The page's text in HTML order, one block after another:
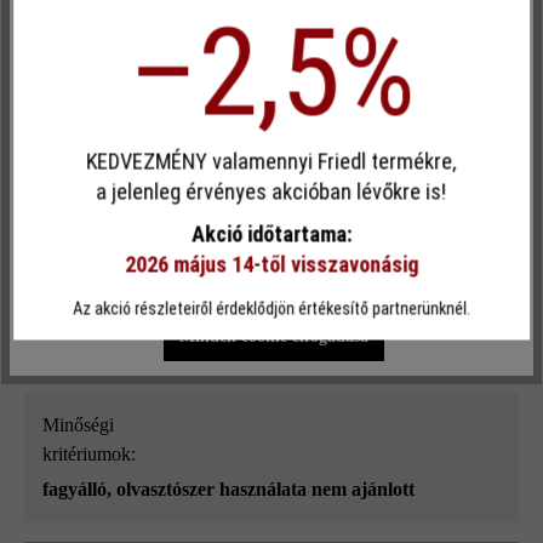
külön formátum
kerti falak, kerítések, magaságyak, oszlopok és pillérek
Minőségi
kritériumok:
fagyálló, olvasztószer használata nem ajánlott
Egyéni cookie elfogadása
Ez a webhely cookie-kat használ, hogy a lehető legjobb
funkcionalitást kínálja Önnek...További információ
Egyéni beállítások Csak funkcionális cookie elfogadása
Minden cookie elfogadása
–2,5%
KEDVEZMÉNY valamennyi Friedl termékre,
a jelenleg érvényes akcióban lévőkre is!
Akció időtartama:
2026 május 14-től visszavonásig
Az akció részleteiről érdeklődjön értékesítő partnerünknél.